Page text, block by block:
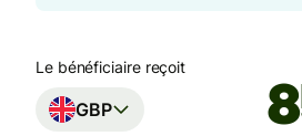
Le bénéficiaire reçoit
GBP